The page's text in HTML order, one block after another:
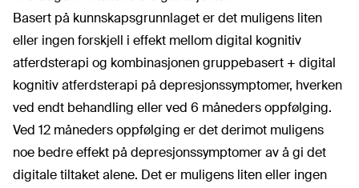
Basert på kunnskapsgrunnlaget er det muligens liten
eller ingen forskjell i effekt mellom digital kognitiv
atferdsterapi og kombinasjonen gruppebasert + digital
kognitiv atferdsterapi på depresjonssymptomer, hverken
ved endt behandling eller ved 6 måneders oppfølging.
Ved 12 måneders oppfølging er det derimot muligens
noe bedre effekt på depresjonssymptomer av å gi det
digitale tiltaket alene. Det er muligens liten eller ingen